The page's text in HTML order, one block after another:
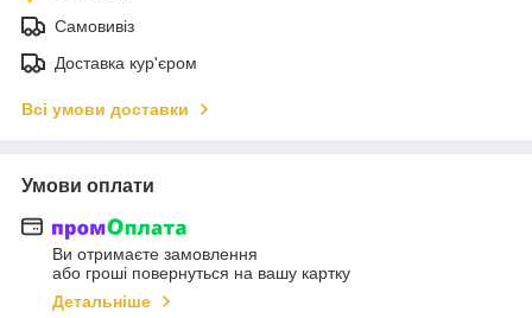
Самовивіз
Доставка кур'єром
Всі умови доставки
Умови оплати
Ви отримаєте замовлення
або гроші повернуться на вашу картку
Детальніше